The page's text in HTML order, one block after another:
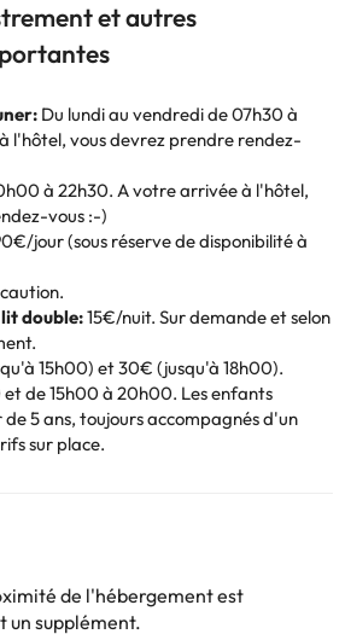
et autres
Du lundi au vendredi de 07h30 à
l'hôtel, vous devrez prendre rendez-
à 22h30. A votre arrivée à l'hôtel,
vous :-)
jour (sous réserve de disponibilité à
double:15€/nuit. Sur demande et selon
15h00) et 30€ (jusqu'à 18h00).
de 15h00 à 20h00. Les enfants
5 ans, toujours accompagnés d'un
sur place.
de l'hébergement est
un supplément.